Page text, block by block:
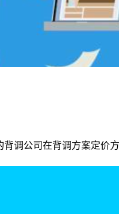
调公司在背调方案定价